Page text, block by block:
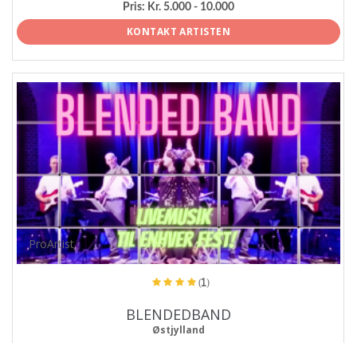
Pris: Kr. 5.000 - 10.000
KONTAKT ARTISTEN
ProArtist
(1)
BLENDEDBAND
Østjylland